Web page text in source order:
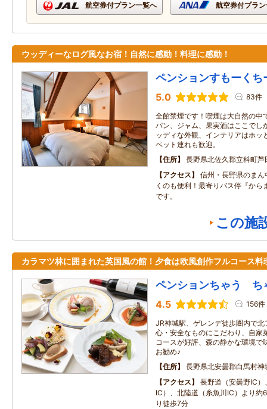
航空券付プラン一覧へ 航空券付プラ
ウッディーなログ風なお宿！自然に感動！料理に感動！
ペンションすもーくち
5.0 83件
全館禁煙です！喫煙は大自然の中
パン、ジャム、果実酒はここでし
ッディな外観、インテリアはホッ
ペット連れも歓迎。
住所
長野県北佐久郡立科町
アクセス
信州・長野県のま
くのも便利！最寄りバス停『から
です。
この施
カラマツ林に囲まれた英国風の館！夕食は欧風創作フルコース料
ペンションちゃう ち
4.5 156件
JR神城駅、ゲレンデ徒歩圏内で
心・安全なものにこだわり、自家
コースが好評、森の静かな環境
お勧め♪
住所
長野県北安曇郡白馬村神
アクセス
長野道（安曇野IC
IC）、北陸道（糸魚川IC）より約
り徒歩7分